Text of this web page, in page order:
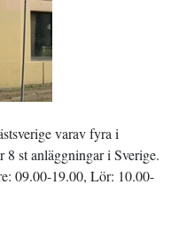
varav fyra i
8 st anläggningar i Sverige.
09.00-19.00, Lör: 10.00-